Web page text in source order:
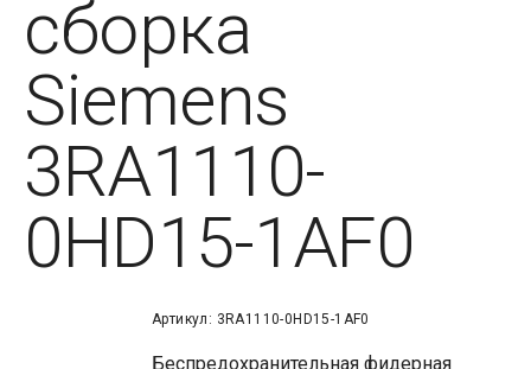
сборка
Siemens
3RA1110-
0HD15-1AF0
Артикул: 3RA1110-0HD15-1AF0
Беспредохранительная фидерная